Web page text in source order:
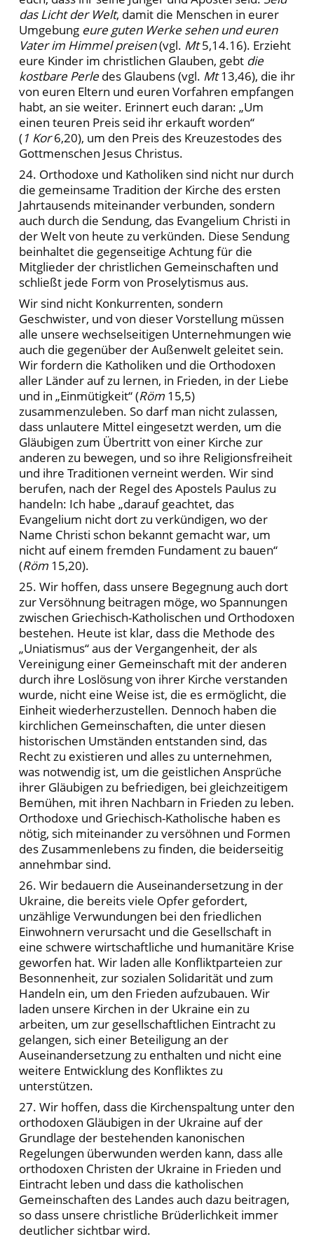
das Licht der Welt, damit die Menschen in eurer
Umgebung eure guten Werke sehen und euren
Vater im Himmel preisen(vgl. Mt5,14.16). Erzieht
eure Kinder im christlichen Glauben, gebt die
kostbare Perledes Glaubens (vgl. Mt13,46), die ihr
von euren Eltern und euren Vorfahren empfangen
habt, an sie weiter. Erinnert euch daran: „Um
einen teuren Preis seid ihr erkauft worden“
(1 Kor6,20), um den Preis des Kreuzestodes des
Gottmenschen Jesus Christus.
24. Orthodoxe und Katholiken sind nicht nur durch
die gemeinsame Tradition der Kirche des ersten
Jahrtausends miteinander verbunden, sondern
auch durch die Sendung, das Evangelium Christi in
der Welt von heute zu verkünden. Diese Sendung
beinhaltet die gegenseitige Achtung für die
Mitglieder der christlichen Gemeinschaften und
schließt jede Form von Proselytismus aus.
Wir sind nicht Konkurrenten, sondern
Geschwister, und von dieser Vorstellung müssen
alle unsere wechselseitigen Unternehmungen wie
auch die gegenüber der Außenwelt geleitet sein.
Wir fordern die Katholiken und die Orthodoxen
aller Länder auf zu lernen, in Frieden, in der Liebe
und in „Einmütigkeit“ (Röm 15,5)
zusammenzuleben. So darf man nicht zulassen,
dass unlautere Mittel eingesetzt werden, um die
Gläubigen zum Übertritt von einer Kirche zur
anderen zu bewegen, und so ihre Religionsfreiheit
und ihre Traditionen verneint werden. Wir sind
berufen, nach der Regel des Apostels Paulus zu
handeln: Ich habe „darauf geachtet, das
Evangelium nicht dort zu verkündigen, wo der
Name Christi schon bekannt gemacht war, um
nicht auf einem fremden Fundament zu bauen“
(Röm 15,20).
25. Wir hoffen, dass unsere Begegnung auch dort
zur Versöhnung beitragen möge, wo Spannungen
zwischen Griechisch-Katholischen und Orthodoxen
bestehen. Heute ist klar, dass die Methode des
„Uniatismus“ aus der Vergangenheit, der als
Vereinigung einer Gemeinschaft mit der anderen
durch ihre Loslösung von ihrer Kirche verstanden
wurde, nicht eine Weise ist, die es ermöglicht, die
Einheit wiederherzustellen. Dennoch haben die
kirchlichen Gemeinschaften, die unter diesen
historischen Umständen entstanden sind, das
Recht zu existieren und alles zu unternehmen,
was notwendig ist, um die geistlichen Ansprüche
ihrer Gläubigen zu befriedigen, bei gleichzeitigem
Bemühen, mit ihren Nachbarn in Frieden zu leben.
Orthodoxe und Griechisch-Katholische haben es
nötig, sich miteinander zu versöhnen und Formen
des Zusammenlebens zu finden, die beiderseitig
annehmbar sind.
26. Wir bedauern die Auseinandersetzung in der
Ukraine, die bereits viele Opfer gefordert,
unzählige Verwundungen bei den friedlichen
Einwohnern verursacht und die Gesellschaft in
eine schwere wirtschaftliche und humanitäre Krise
geworfen hat. Wir laden alle Konfliktparteien zur
Besonnenheit, zur sozialen Solidarität und zum
Handeln ein, um den Frieden aufzubauen. Wir
laden unsere Kirchen in der Ukraine ein zu
arbeiten, um zur gesellschaftlichen Eintracht zu
gelangen, sich einer Beteiligung an der
Auseinandersetzung zu enthalten und nicht eine
weitere Entwicklung des Konfliktes zu
unterstützen.
27. Wir hoffen, dass die Kirchenspaltung unter den
orthodoxen Gläubigen in der Ukraine auf der
Grundlage der bestehenden kanonischen
Regelungen überwunden werden kann, dass alle
orthodoxen Christen der Ukraine in Frieden und
Eintracht leben und dass die katholischen
Gemeinschaften des Landes auch dazu beitragen,
so dass unsere christliche Brüderlichkeit immer
deutlicher sichtbar wird.